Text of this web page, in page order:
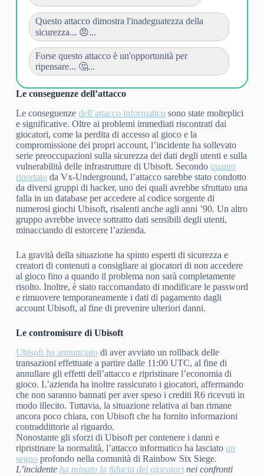
Questo attacco dimostra l'inadeguatezza della
sicurezza... 😠...
Forse questo attacco è un'opportunità per
ripensare... 🤔...
Le conseguenze dell’attacco
Le conseguenze dell’attacco informaticosono state molteplici
e significative. Oltre ai problemi immediati riscontrati dai
giocatori, come la perdita di accesso al gioco e la
compromissione dei propri account, l’incidente ha sollevato
serie preoccupazioni sulla sicurezza dei dati degli utenti e sulla
vulnerabilità delle infrastrutture di Ubisoft. Secondo quanto
riportatoda Vx-Underground, l’attacco sarebbe stato condotto
da diversi gruppi di hacker, uno dei quali avrebbe sfruttato una
falla in un database per accedere al codice sorgente di
numerosi giochi Ubisoft, risalenti anche agli anni ’90. Un altro
gruppo avrebbe invece sottratto dati sensibili degli utenti,
minacciando di estorcere l’azienda.
La gravità della situazione ha spinto esperti di sicurezza e
creatori di contenuti a consigliare ai giocatori di non accedere
al gioco fino a quando il problema non sarà completamente
risolto. Inoltre, è stato raccomandato di modificare le password
e rimuovere temporaneamente i dati di pagamento dagli
account Ubisoft, al fine di prevenire ulteriori danni.
Le contromisure di Ubisoft
Ubisoft ha annunciatodi aver avviato un rollback delle
transazioni effettuate a partire dalle 11:00 UTC, al fine di
annullare gli effetti dell’attacco e ripristinare l’economia di
gioco. L’azienda ha inoltre rassicurato i giocatori, affermando
che non saranno bannati per aver speso i crediti R6 ricevuti in
modo illecito. Tuttavia, la situazione relativa ai ban rimane
ancora poco chiara, con Ubisoft che ha fornito informazioni
contraddittorie al riguardo.
Nonostante gli sforzi di Ubisoft per contenere i danni e
ripristinare la normalità, l’attacco informatico ha lasciato un
segnoprofondo nella comunità di Rainbow Six Siege.
L’incidente ha minato la fiducia dei giocatorinei confronti